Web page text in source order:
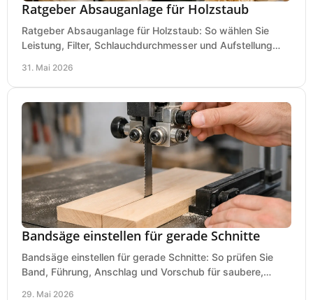
Ratgeber Absauganlage für Holzstaub
Ratgeber Absauganlage für Holzstaub: So wählen Sie
Leistung, Filter, Schlauchdurchmesser und Aufstellung
31. Mai 2026
Bandsäge einstellen für gerade Schnitte
Bandsäge einstellen für gerade Schnitte: So prüfen Sie
Band, Führung, Anschlag und Vorschub für saubere,
29. Mai 2026